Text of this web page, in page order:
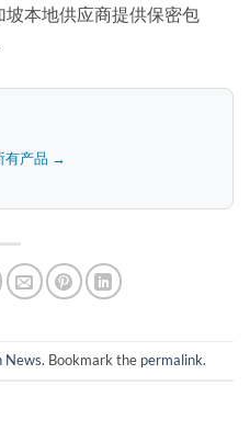
本地供应商提供保密包
有产品 →
News. Bookmark the permalink.